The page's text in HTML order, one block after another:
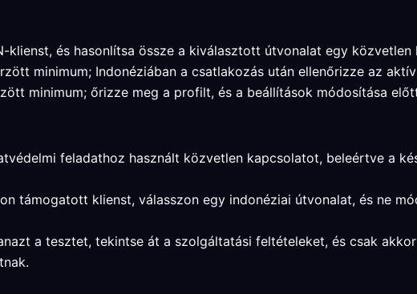
klienst, és hasonlítsa össze a kiválasztott útvonalat egy közvetlen
minimum; Indonéziában a csatlakozás után ellenőrizze az
minimum; őrizze meg a profilt, és a beállítások módosítása
feladathoz használt közvetlen kapcsolatot, beleértve a
támogatott klienst, válasszon egy indonéziai útvonalat, és ne
a tesztet, tekintse át a szolgáltatási feltételeket, és csak